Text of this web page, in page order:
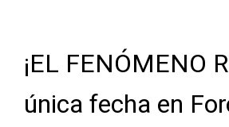
¡EL FENÓMENO
única fecha en